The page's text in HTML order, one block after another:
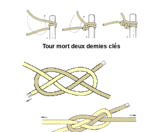
Tour mort deux demies clés